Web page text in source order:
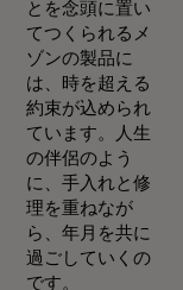
とを念頭に置い
てつくられるメ
ゾンの製品に
は、時を超える
約束が込められ
ています。人生
の伴侶のよう
に、手入れと修
理を重ねなが
ら、年月を共に
過ごしていくの
です。